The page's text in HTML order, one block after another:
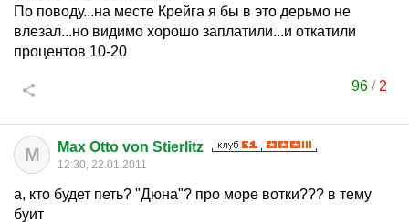
По поводу...на месте Крейга я бы в это дерьмо не
влезал...но видимо хорошо заплатили...и откатили
процентов 10-20
96 / 2
M Max Otto von Stierlitz
12:30, 22.01.2011
а, кто будет петь? "Дюна"? про море вотки??? в тему
буит